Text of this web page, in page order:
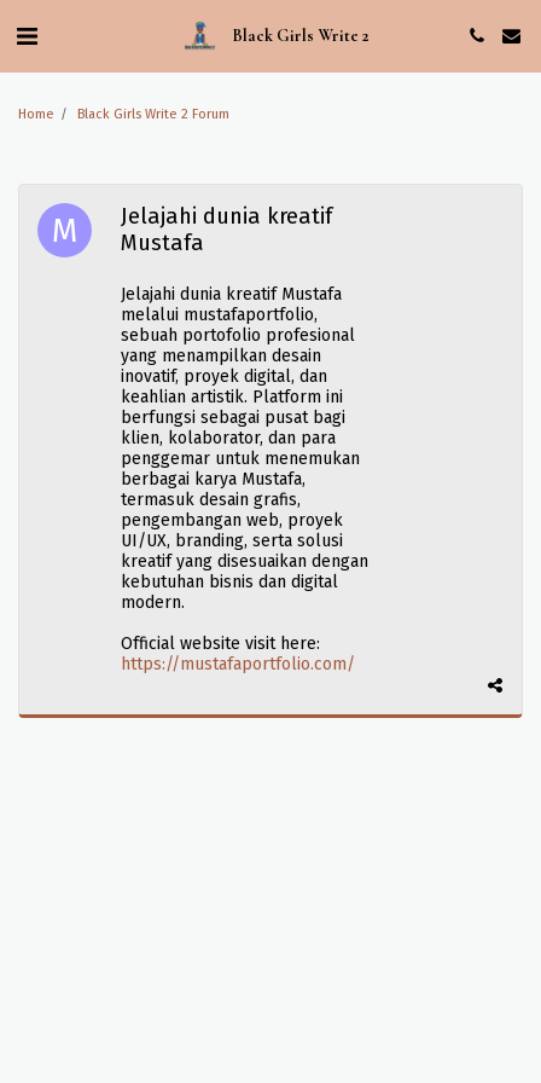
Black Girls Write 2
Home Black Girls Write 2 Forum
Jelajahi dunia kreatif
Mustafa
Jelajahi dunia kreatif Mustafa
melalui mustafaportfolio,
sebuah portofolio profesional
yang menampilkan desain
inovatif, proyek digital, dan
keahlian artistik. Platform ini
berfungsi sebagai pusat bagi
klien, kolaborator, dan para
penggemar untuk menemukan
berbagai karya Mustafa,
termasuk desain grafis,
pengembangan web, proyek
UI/UX, branding, serta solusi
kreatif yang disesuaikan dengan
kebutuhan bisnis dan digital
modern.
Official website visit here:
https://mustafaportfolio.com/